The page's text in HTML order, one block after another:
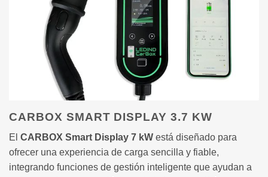
CARBOX SMART DISPLAY 3.7 KW
El CARBOX Smart Display 7 kW está diseñado para
ofrecer una experiencia de carga sencilla y fiable,
integrando funciones de gestión inteligente que ayudan a